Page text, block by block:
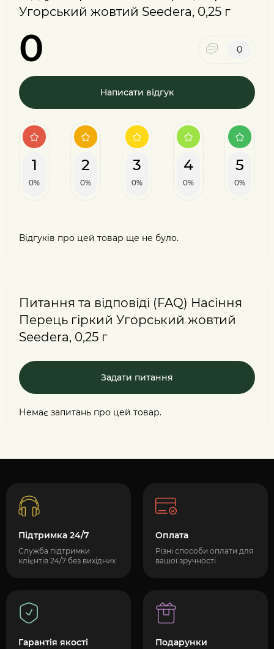
Угорський жовтий Seedera, 0,25 г
0 0
Написати відгук
1
0%
2
0%
3
0%
4
0%
5
0%
Відгуків про цей товар ще не було.
Питання та відповіді (FAQ) Насіння
Перець гіркий Угорський жовтий
Seedera, 0,25 г
Задати питання
Немає запитань про цей товар.
Підтримка 24/7
Служба підтримки
клієнтів 24/7 без вихідних
Оплата
Різні способи оплати для
вашої зручності
Гарантія якості Подарунки